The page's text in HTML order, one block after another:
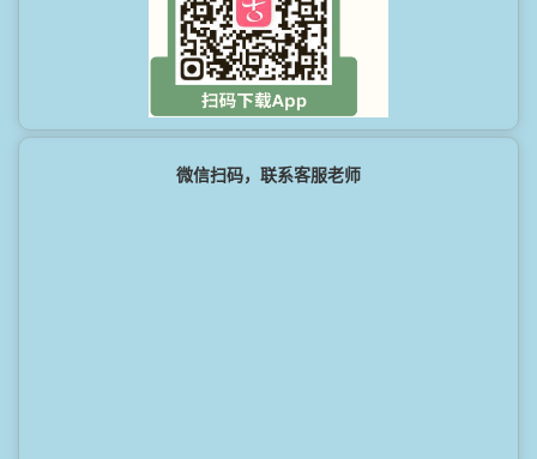
微信扫码，联系客服老师